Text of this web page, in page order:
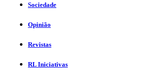
Sociedade
Opinião
Revistas
RL Iniciativas